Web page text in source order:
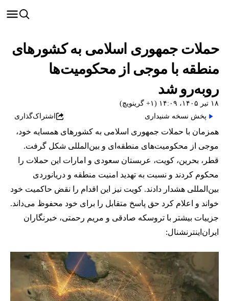
حملات جمهوری اسلامی به کشورهای
منطقه با موجی از محکومیت‌ها
روبه‌رو شد
۱۸ تیر ۱۴۰۵، ۱۴:۰۹ (‎+۱ گرینویچ)
پخش نسخه شنیداری
اشتراک‌گذاری
همزمان با حملات جمهوری اسلامی به کشورهای همسایه خود،
موجی از محکومیت‌های منطقه‌ای و بین‌المللی شکل گرفت.
قطر، بحرین، کویت، عربستان سعودی و امارات این حملات را
محکوم کردند و نسبت به تهدید امنیت منطقه و دریانوردی
بین‌المللی هشدار دادند. کویت نیز این اقدام را نقض حاکمیت خود
خواند و اعلام کرد حق پاسخ متقابل را برای خود محفوظ می‌داند.
جزییات بیشتر با تروسکه صادقی و مریم رحمتی، خبرنگاران
ایران‌اینترنشنال: